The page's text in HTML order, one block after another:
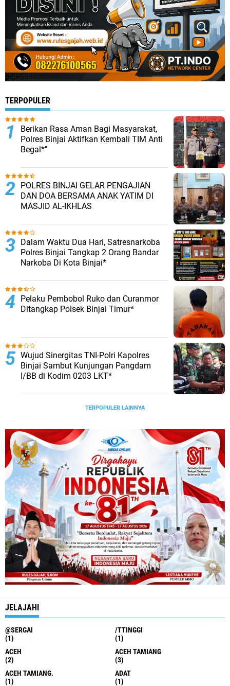
TERPOPULER
Berikan Rasa Aman Bagi Masyarakat,
Polres Binjai Aktifkan Kembali TIM Anti
Begal*"
POLRES BINJAI GELAR PENGAJIAN
DAN DOA BERSAMA ANAK YATIM DI
MASJID AL-IKHLAS
Dalam Waktu Dua Hari, Satresnarkoba
Polres Binjai Tangkap 2 Orang Bandar
Narkoba Di Kota Binjai*
Pelaku Pembobol Ruko dan Curanmor
Ditangkap Polsek Binjai Timur*
Wujud Sinergitas TNI-Polri Kapolres
Binjai Sambut Kunjungan Pangdam
I/BB di Kodim 0203 LKT*
TERPOPULER LAINNYA
JELAJAHI
@SERGAI
(1)
/TTINGGI
(1)
ACEH
(2)
ACEH TAMIANG
(3)
ACEH TAMIANG.
(1)
ADAT
(1)